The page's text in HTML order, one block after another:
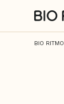
BIO RITMO